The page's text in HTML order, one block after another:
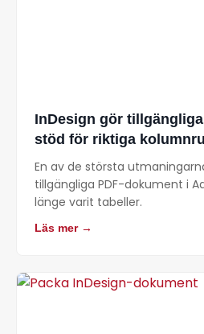
InDesign gör
stöd för riktiga
En av de största
tillgängliga PDF-dokument i
länge varit tabeller.
Läs mer →